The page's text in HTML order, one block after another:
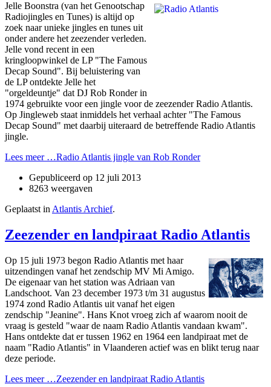
Jelle Boonstra (van het Genootschap
Radiojingles en Tunes) is altijd op
zoek naar unieke jingles en tunes uit
onder andere het zeezender verleden.
Jelle vond recent in een
kringloopwinkel de LP "The Famous
Decap Sound". Bij beluistering van
de LP ontdekte Jelle het
"orgeldeuntje" dat DJ Rob Ronder in
1974 gebruikte voor een jingle voor de zeezender Radio Atlantis.
Op Jingleweb staat inmiddels het verhaal achter "The Famous
Decap Sound" met daarbij uiteraard de betreffende Radio Atlantis
jingle.
Lees meer …Radio Atlantis jingle van Rob Ronder
Gepubliceerd op 12 juli 2013
8263 weergaven
Geplaatst in Atlantis Archief.
Zeezender en landpiraat Radio Atlantis
Op 15 juli 1973 begon Radio Atlantis met haar
uitzendingen vanaf het zendschip MV Mi Amigo.
De eigenaar van het station was Adriaan van
Landschoot. Van 23 december 1973 t/m 31 augustus
1974 zond Radio Atlantis uit vanaf het eigen
zendschip "Jeanine". Hans Knot vroeg zich af waarom nooit de
vraag is gesteld "waar de naam Radio Atlantis vandaan kwam".
Hans ontdekte dat er tussen 1962 en 1964 een landpiraat met de
naam "Radio Atlantis" in Vlaanderen actief was en blikt terug naar
deze periode.
Lees meer …Zeezender en landpiraat Radio Atlantis